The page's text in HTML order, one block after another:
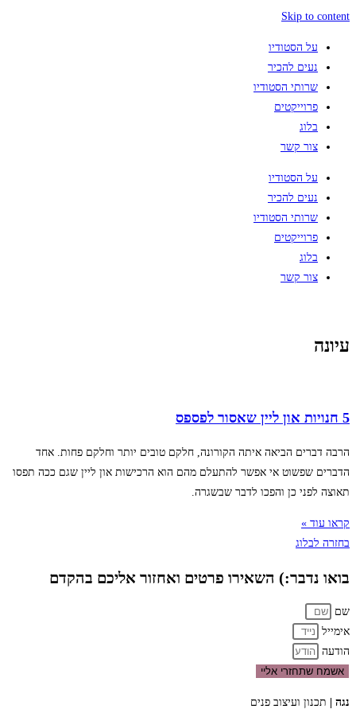
Skip to content
על הסטודיו
נעים להכיר
שרותי הסטודיו
פרוייקטים
בלוג
צור קשר
על הסטודיו
נעים להכיר
שרותי הסטודיו
פרוייקטים
בלוג
צור קשר
עיונה
5 חנויות און ליין שאסור לפספס
הרבה דברים הביאה איתה הקורונה, חלקם טובים יותר וחלקם פחות. אחד
הדברים שפשוט אי אפשר להתעלם מהם הוא הרכישות און ליין שגם ככה תפסו
תאוצה לפני כן והפכו לדבר שבשגרה.
קראו עוד »
בחזרה לבלוג
בואו נדבר:) השאירו פרטים ואחזור אליכם בהקדם
שם
אימייל
הודעה
אשמח שתחזרי אליי
נגה | תכנון ועיצוב פנים